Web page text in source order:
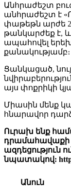
Անհրաժեշտ
անհրաժեշտ է
փաթեթն արժե
թանկարժեք է, և
ապահովել
քանակությամբ։
Ցանկացած,
այս փոքրիկի
Միասին մենք
հնարավոր
Ուրախ ենք
դրամահավաքի
ազդեցություն
նպատակով:
Անուն